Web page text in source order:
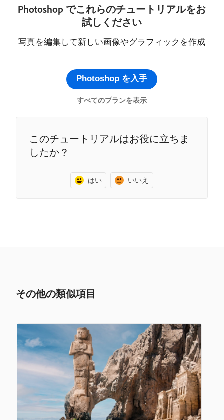
Photoshop でこれらのチュートリアルをお
試しください
写真を編集して新しい画像やグラフィックを作成
Photoshop を入手
すべてのプランを表示
このチュートリアルはお役に立ちま
したか？
はい いいえ
その他の類似項目